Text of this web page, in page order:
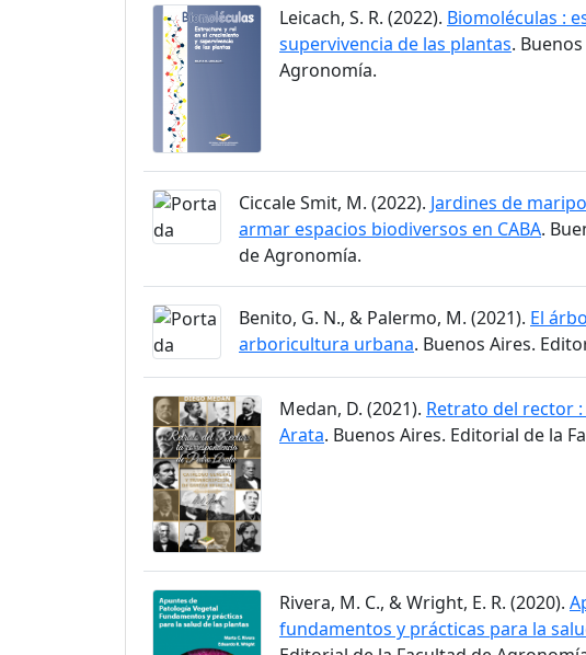
Leicach, S. R. (2022). Biomoléculas :
supervivencia de las plantas.
Agronomía.
Ciccale Smit, M. (2022). Jardines de
armar espacios biodiversos en CABA.
de Agronomía.
Benito, G. N., & Palermo, M. (2021). El
arboricultura urbana. Buenos Aires.
Medan, D. (2021). Retrato del rector
Arata. Buenos Aires. Editorial de la
Rivera, M. C., & Wright, E. R. (2020).
fundamentos y prácticas para la